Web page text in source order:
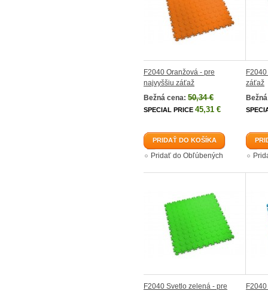
F2040 Oranžová - pre
najvyššiu záťaž
Bežná cena: 50,34 €
SPECIAL PRICE 45,31 €
PRIDAŤ DO KOŠÍKA
Pridať do Obľúbených
záťaž
F2040 Svetlo zelená - pre